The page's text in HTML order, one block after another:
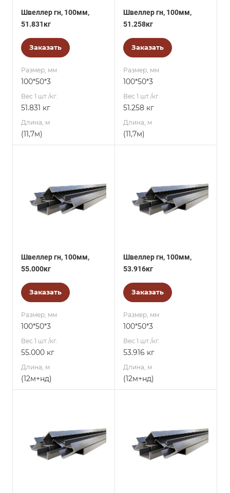
Швеллер гн, 100мм,
51.831кг
Заказать
Размер, мм
100*50*3
Вес 1 шт./кг.
51.831 кг
Длина, м
(11,7м)
Швеллер гн, 100мм,
51.258кг
Заказать
Размер, мм
100*50*3
Вес 1 шт./кг.
51.258 кг
Длина, м
(11,7м)
Швеллер гн, 100мм,
55.000кг
Заказать
Размер, мм
100*50*3
Вес 1 шт./кг.
55.000 кг
Длина, м
(12м+нд)
Швеллер гн, 100мм,
53.916кг
Заказать
Размер, мм
100*50*3
Вес 1 шт./кг.
53.916 кг
Длина, м
(12м+нд)